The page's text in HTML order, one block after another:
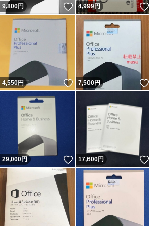
9,800円 いいね！
4,999円
4,550円 いいね！
7,500円
29,000円 いいね！
17,600円